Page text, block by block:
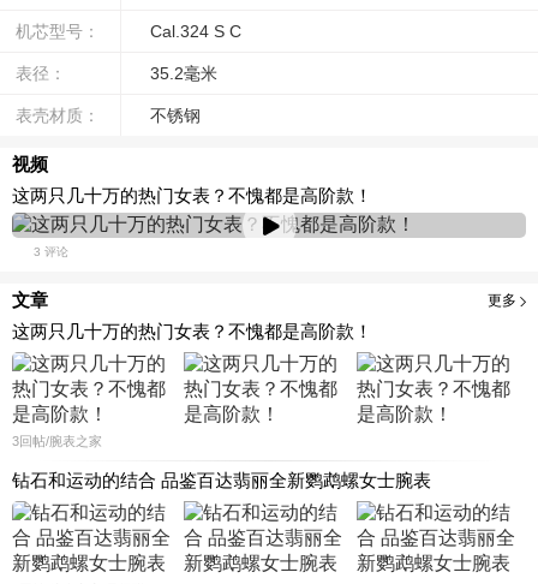
机芯型号： Cal.324 S C
表径： 35.2毫米
表壳材质： 不锈钢
视频
这两只几十万的热门女表？不愧都是高阶款！
3 评论
文章 更多
这两只几十万的热门女表？不愧都是高阶款！
3回帖/腕表之家
钻石和运动的结合 品鉴百达翡丽全新鹦鹉螺女士腕表